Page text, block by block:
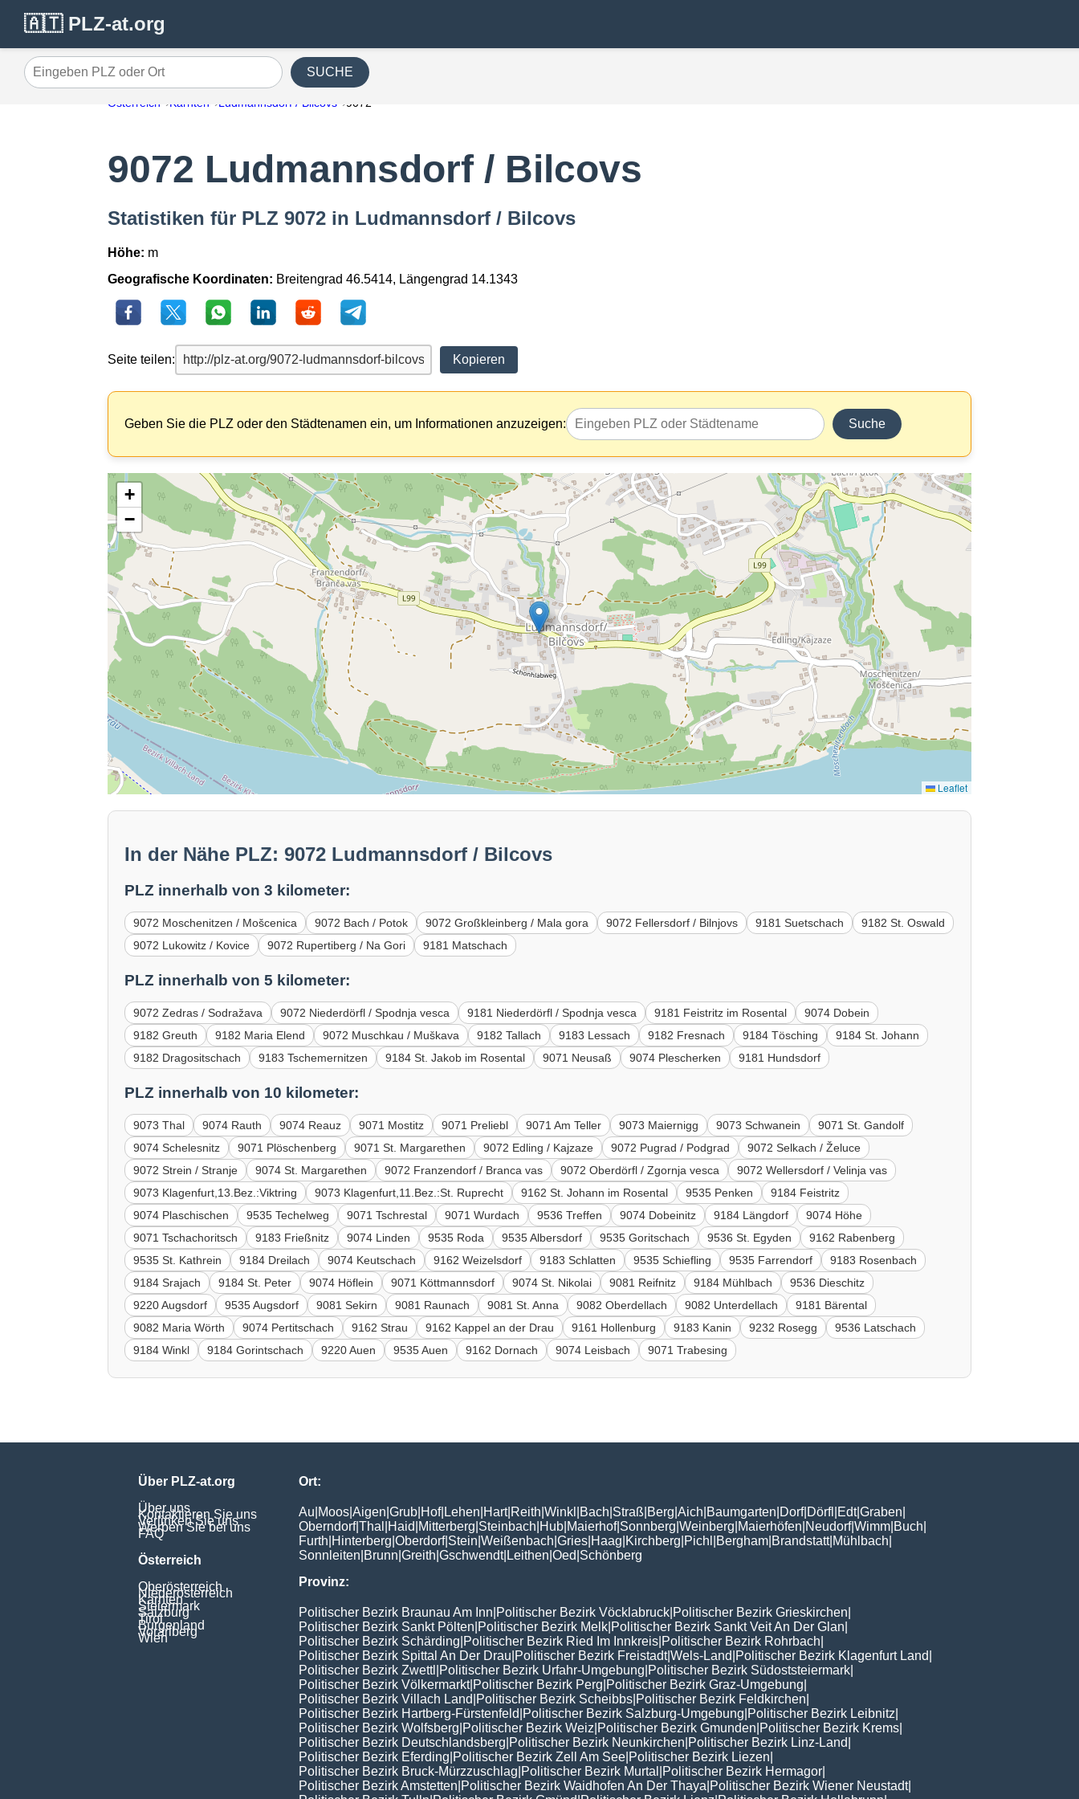
🇦🇹 PLZ-at.org
Eingeben PLZ oder Ort SUCHE
Österreich Kärnten Ludmannsdorf / Bilcovs 9072
9072 Ludmannsdorf / Bilcovs
Statistiken für PLZ 9072 in Ludmannsdorf / Bilcovs
Höhe: m
Geografische Koordinaten: Breitengrad 46.5414, Längengrad 14.1343
Seite teilen: Kopieren
Geben Sie die PLZ oder den Städtenamen ein, um Informationen anzuzeigen: Suche
+
−
Leaflet
In der Nähe PLZ: 9072 Ludmannsdorf / Bilcovs
PLZ innerhalb von 3 kilometer:
9072 Moschenitzen / Mošcenica 9072 Bach / Potok 9072 Großkleinberg / Mala gora 9072 Fellersdorf / Bilnjovs 9181 Suetschach
9182 St. Oswald
9072 Lukowitz / Kovice
9072 Rupertiberg / Na Gori 9181 Matschach
PLZ innerhalb von 5 kilometer:
9072 Zedras / Sodražava 9072 Niederdörfl / Spodnja vesca 9181 Niederdörfl / Spodnja vesca 9181 Feistritz im Rosental
9074 Dobein
9182 Greuth
9182 Maria Elend 9072 Muschkau / Muškava 9182 Tallach 9183 Lessach 9182 Fresnach 9184 Tösching
9184 St. Johann
9182 Dragositschach
9183 Tschemernitzen 9184 St. Jakob im Rosental 9071 Neusaß 9074 Plescherken 9181 Hundsdorf
PLZ innerhalb von 10 kilometer:
9073 Thal 9074 Rauth 9074 Reauz 9071 Mostitz 9071 Preliebl 9071 Am Teller 9073 Maiernigg 9073 Schwanein
9071 St. Gandolf
9074 Schelesnitz
9071 Plöschenberg 9071 St. Margarethen 9072 Edling / Kajzaze 9072 Pugrad / Podgrad
9072 Selkach / Želuce
9072 Strein / Stranje
9074 St. Margarethen 9072 Franzendorf / Branca vas 9072 Oberdörfl / Zgornja vesca
9072 Wellersdorf / Velinja vas
9073 Klagenfurt,13.Bez.:Viktring
9073 Klagenfurt,11.Bez.:St. Ruprecht 9162 St. Johann im Rosental 9535 Penken
9184 Feistritz
9074 Plaschischen
9535 Techelweg 9071 Tschrestal 9071 Wurdach 9536 Treffen 9074 Dobeinitz 9184 Längdorf
9074 Höhe
9071 Tschachoritsch
9183 Frießnitz 9074 Linden 9535 Roda 9535 Albersdorf 9535 Goritschach 9536 St. Egyden
9162 Rabenberg
9535 St. Kathrein
9184 Dreilach 9074 Keutschach 9162 Weizelsdorf 9183 Schlatten 9535 Schiefling 9535 Farrendorf
9183 Rosenbach
9184 Srajach
9184 St. Peter 9074 Höflein 9071 Köttmannsdorf 9074 St. Nikolai 9081 Reifnitz 9184 Mühlbach
9536 Dieschitz
9220 Augsdorf
9535 Augsdorf 9081 Sekirn 9081 Raunach 9081 St. Anna 9082 Oberdellach 9082 Unterdellach
9181 Bärental
9082 Maria Wörth
9074 Pertitschach 9162 Strau 9162 Kappel an der Drau 9161 Hollenburg 9183 Kanin 9232 Rosegg
9536 Latschach
9184 Winkl
9184 Gorintschach 9220 Auen 9535 Auen 9162 Dornach 9074 Leisbach 9071 Trabesing
Über PLZ-at.org
Über uns
Kontaktieren Sie uns
Verlinken Sie uns
Werben Sie bei uns
FAQ
Österreich
Oberösterreich
Niederösterreich
Kärnten
Steiermark
Salzburg
Tirol
Burgenland
Vorarlberg
Wien
Ort:
Au Moos Aigen Grub Hof| Lehen Hart| Reith Winkl Bach Straß Berg Aich Baumgarten Dorf| Dörfl Edt|Graben
Oberndorf|Thal Haid Mitterberg Steinbach Hub Maierhof| Sonnberg Weinberg Maierhöfen Neudorf|Wimm Buch
Furth Hinterberg Oberdorf| Stein Weißenbach Gries Haag Kirchberg Pichl Bergham Brandstatt| Mühlbach
Sonnleiten Brunn Greith Gschwendt| Leithen Oed Schönberg
Provinz:
Politischer Bezirk Braunau Am Inn Politischer Bezirk Vöcklabruck Politischer Bezirk Grieskirchen
Politischer Bezirk Sankt Pölten Politischer Bezirk Melk Politischer Bezirk Sankt Veit An Der Glan
Politischer Bezirk Schärding Politischer Bezirk Ried Im Innkreis Politischer Bezirk Rohrbach
Politischer Bezirk Spittal An Der Drau Politischer Bezirk Freistadt|Wels-Land Politischer Bezirk Klagenfurt Land
Politischer Bezirk Zwettl Politischer Bezirk Urfahr-Umgebung Politischer Bezirk Südoststeiermark
Politischer Bezirk Völkermarkt| Politischer Bezirk Perg Politischer Bezirk Graz-Umgebung
Politischer Bezirk Villach Land Politischer Bezirk Scheibbs Politischer Bezirk Feldkirchen
Politischer Bezirk Hartberg-Fürstenfeld Politischer Bezirk Salzburg-Umgebung Politischer Bezirk Leibnitz
Politischer Bezirk Wolfsberg Politischer Bezirk Weiz Politischer Bezirk Gmunden Politischer Bezirk Krems
Politischer Bezirk Deutschlandsberg Politischer Bezirk Neunkirchen Politischer Bezirk Linz-Land
Politischer Bezirk Eferding Politischer Bezirk Zell Am See Politischer Bezirk Liezen
Politischer Bezirk Bruck-Mürzzuschlag Politischer Bezirk Murtal Politischer Bezirk Hermagor
Politischer Bezirk Amstetten Politischer Bezirk Waidhofen An Der Thaya Politischer Bezirk Wiener Neustadt|